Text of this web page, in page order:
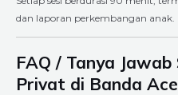
dan laporan perkembangan anak.
FAQ / Tanya
Privat di Banda